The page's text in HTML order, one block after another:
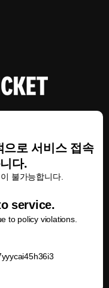
으로 서비스 접속
다.
불가능합니다.
service.
to policy violations.